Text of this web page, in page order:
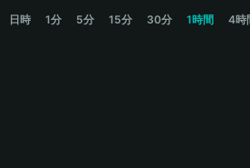
Bahasa Indonesia
EMI Price Chart
日時 1分 5分 15分 30分 1時間 4時